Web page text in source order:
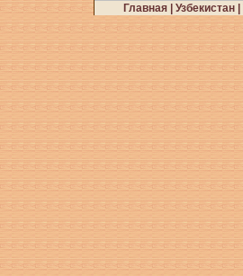
Главная| Узбекистан|